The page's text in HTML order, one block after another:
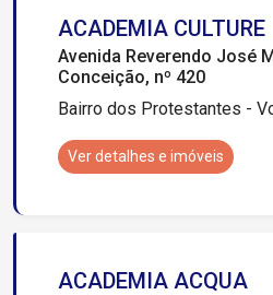
ACADEMIA CULTURE
Avenida Reverendo José
Conceição, nº 420
Bairro dos Protestantes -
Ver detalhes e imóveis
ACADEMIA ACQUA